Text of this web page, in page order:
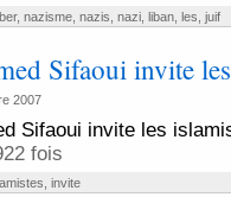
, nazisme, nazis nazi, liban, les juif
Sifaoui invite
2007
Sifaoui invite les
fois
invite